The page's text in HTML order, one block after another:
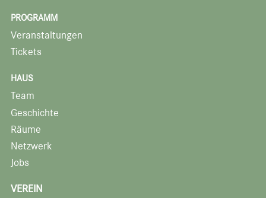
PROGRAMM
Veranstaltungen
Tickets
HAUS
Team
Geschichte
Räume
Netzwerk
Jobs
VEREIN